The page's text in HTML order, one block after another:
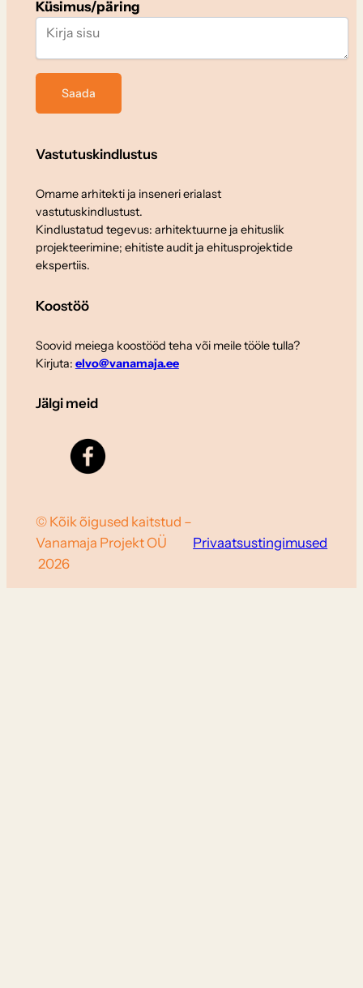
Küsimus/päring
Vastutuskindlustus
Omame arhitekti ja inseneri erialast
vastutuskindlustust.
Kindlustatud tegevus: arhitektuurne ja ehituslik
projekteerimine; ehitiste audit ja ehitusprojektide
ekspertiis.
Koostöö
Soovid meiega koostööd teha või meile tööle tulla?
Kirjuta: elvo@vanamaja.ee
Jälgi meid
© Kõik õigused kaitstud –
Vanamaja Projekt OÜ
2026
Privaatsustingimused